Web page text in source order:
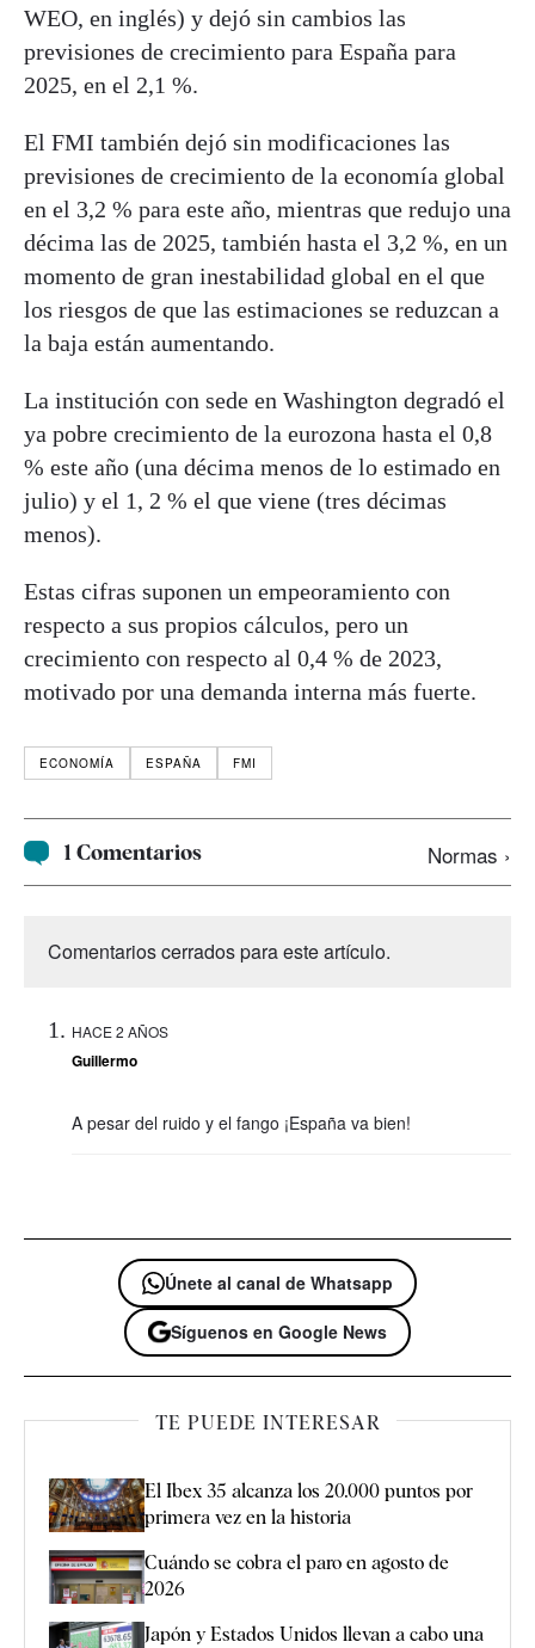
WEO, en inglés) y dejó sin cambios las
previsiones de crecimiento para España para
2025, en el 2,1 %.
El FMI también dejó sin modificaciones las
previsiones de crecimiento de la economía global
en el 3,2 % para este año, mientras que redujo una
décima las de 2025, también hasta el 3,2 %, en un
momento de gran inestabilidad global en el que
los riesgos de que las estimaciones se reduzcan a
la baja están aumentando.
La institución con sede en Washington degradó el
ya pobre crecimiento de la eurozona hasta el 0,8
% este año (una décima menos de lo estimado en
julio) y el 1, 2 % el que viene (tres décimas
menos).
Estas cifras suponen un empeoramiento con
respecto a sus propios cálculos, pero un
crecimiento con respecto al 0,4 % de 2023,
motivado por una demanda interna más fuerte.
ECONOMÍA ESPAÑA FMI
1 Comentarios Normas ›
Comentarios cerrados para este artículo.
HACE 2 AÑOS
Guillermo
A pesar del ruido y el fango ¡España va bien!
Únete al canal de Whatsapp
Síguenos en Google News
TE PUEDE INTERESAR
El Ibex 35 alcanza los 20.000 puntos por
primera vez en la historia
Cuándo se cobra el paro en agosto de
2026
Japón y Estados Unidos llevan a cabo una